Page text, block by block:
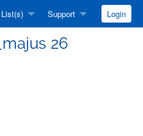
Support Login
26